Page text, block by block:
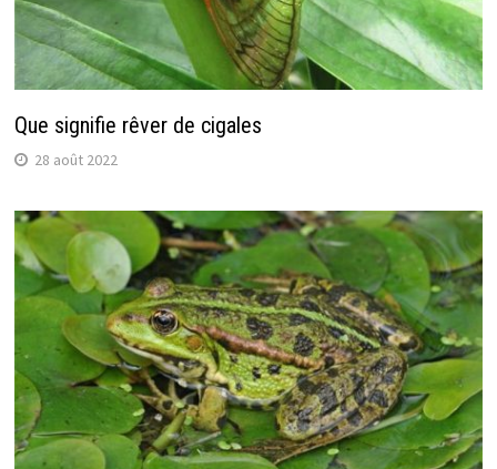
Que signifie rêver de cigales
28 août 2022